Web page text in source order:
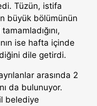
Tüzün, istifa
büyük bölümünün
ise hafta içinde
dile getirdi.
arasında 2
da bulunuyor.
belediye